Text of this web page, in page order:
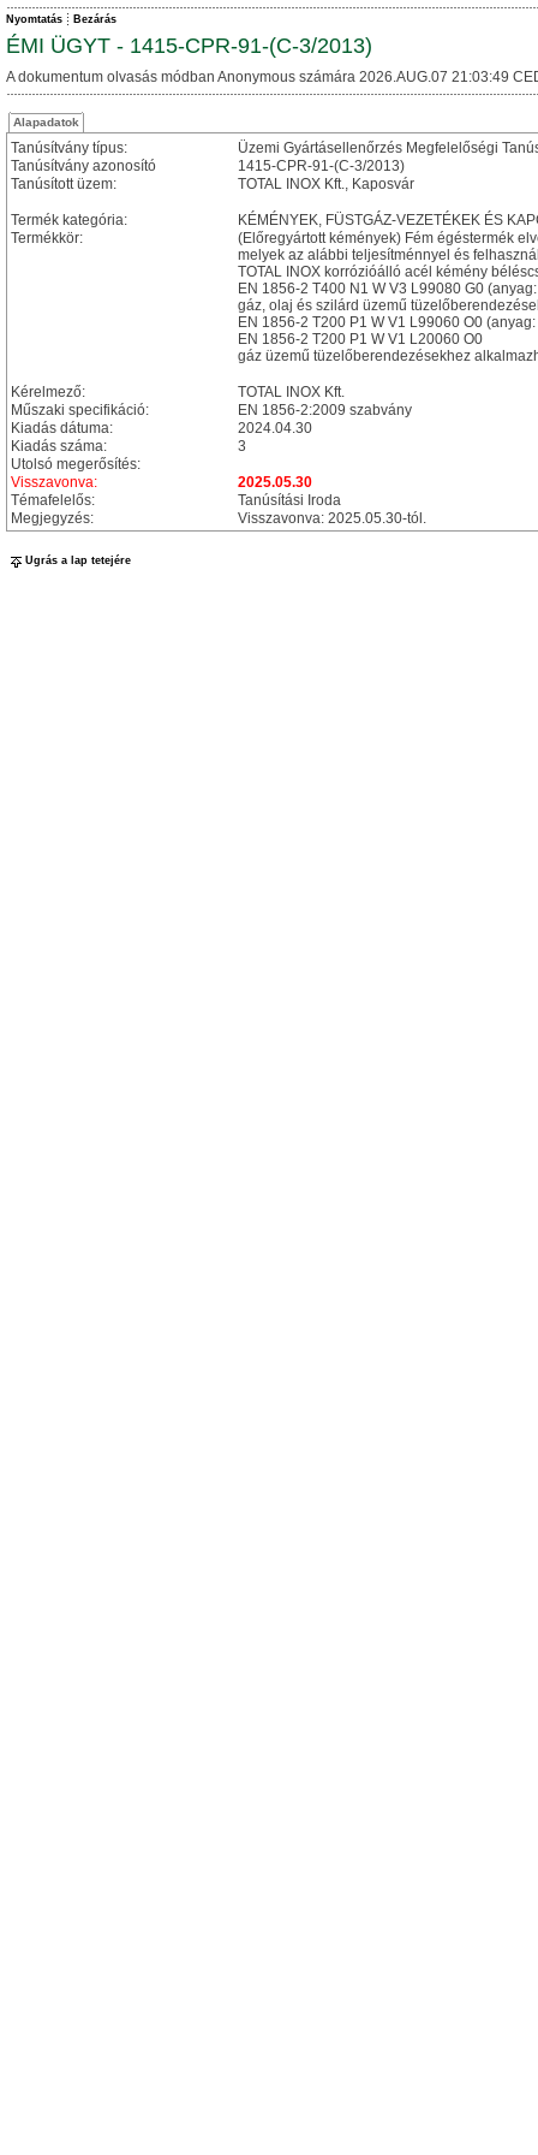
Nyomtatás Bezárás
ÉMI ÜGYT - 1415-CPR-91-(C-3/2013)
A dokumentum olvasás módban Anonymous számára 2026.AUG.07 21:03:49
Alapadatok
Tanúsítvány típus:
Üzemi Gyártásellenőrzés Megfelelőségi
Tanúsítvány azonosító
1415-CPR-91-(C-3/2013)
Tanúsított üzem:
TOTAL INOX Kft., Kaposvár
Termék kategória:
KÉMÉNYEK, FÜSTGÁZ-VEZETÉKEK ÉS
Termékkör:
(Előregyártott kémények) Fém égéstermék
melyek az alábbi teljesítménnyel és
TOTAL INOX korrózióálló acél kémény
EN 1856-2 T400 N1 W V3 L99080 G0
gáz, olaj és szilárd üzemű
EN 1856-2 T200 P1 W V1 L99060 O0
EN 1856-2 T200 P1 W V1 L20060 O0
gáz üzemű tüzelőberendezésekhez
Kérelmező:
TOTAL INOX Kft.
Műszaki specifikáció:
EN 1856-2:2009 szabvány
Kiadás dátuma:
2024.04.30
Kiadás száma:
3
Utolsó megerősítés:
Visszavonva:
2025.05.30
Témafelelős:
Tanúsítási Iroda
Megjegyzés:
Visszavonva: 2025.05.30-tól.
Ugrás a lap tetejére